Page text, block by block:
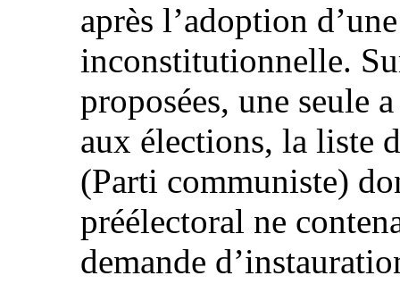
après l’adoption
inconstitutionnelle.
proposées, une seule
aux élections, la liste
(Parti communiste)
préélectoral ne
demande